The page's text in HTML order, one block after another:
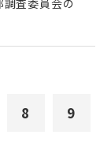
調査委員会の
8
9